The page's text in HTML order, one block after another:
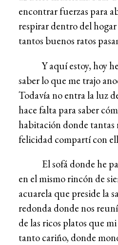
encontrar fuerzas para
respirar dentro del
tantos buenos ratos
Y aquí estoy, hoy he
saber lo que me trajo
Todavía no entra la luz
hace falta para saber
habitación donde tantas
felicidad compartí con
El sofá donde he
en el mismo rincón de
acuarela que preside la
redonda donde nos
de las ricos platos que
tanto cariño, donde